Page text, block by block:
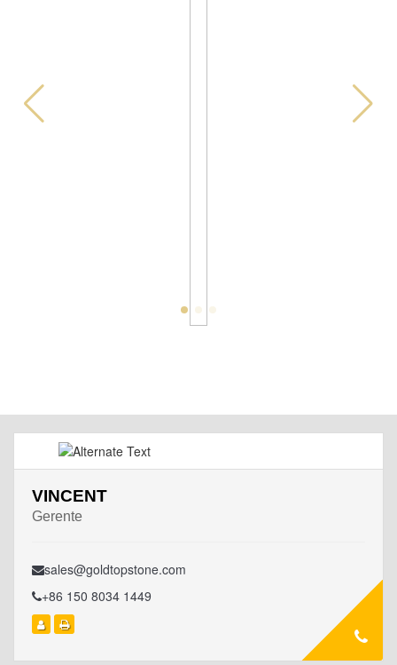
VINCENT
Gerente
sales@goldtopstone.com
+86 150 8034 1449